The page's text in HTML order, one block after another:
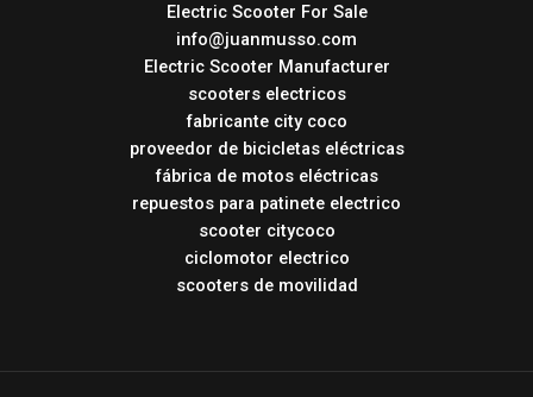
Electric Scooter For Sale
info@juanmusso.com
Electric Scooter Manufacturer
scooters electricos
fabricante city coco
proveedor de bicicletas eléctricas
fábrica de motos eléctricas
repuestos para patinete electrico
scooter citycoco
ciclomotor electrico
scooters de movilidad